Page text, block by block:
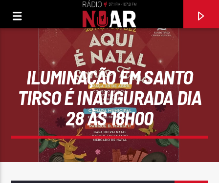
ILUMINAÇÃO EM SANTO
TIRSO É INAUGURADA DIA
28 ÀS 18H00